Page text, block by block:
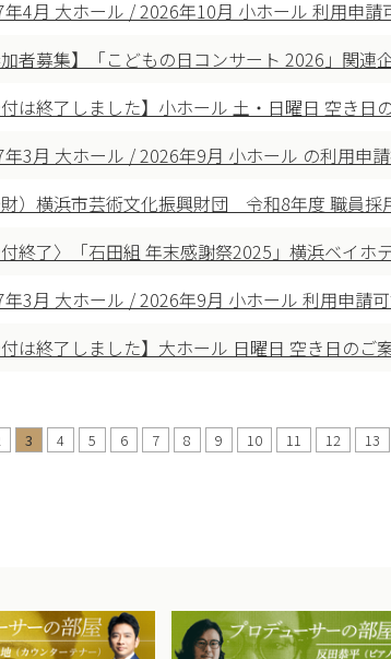
4月 大ホール / 2026年10月 小ホール 利用申請
加者募集】「こどもの日コンサート 2026」関
付は終了しました】小ホール 土・日曜日 空き日
3月 大ホール / 2026年9月 小ホール の利用申
財）横浜市芸術文化振興財団 令和8年度 職員採
付終了〉「石田組 年末感謝祭2025」横浜ベイホ
3月 大ホール / 2026年9月 小ホール 利用申請
付は終了しました】大ホール 日曜日 空き日のご
3 4 5 6 7 8 9 10 11 12 13